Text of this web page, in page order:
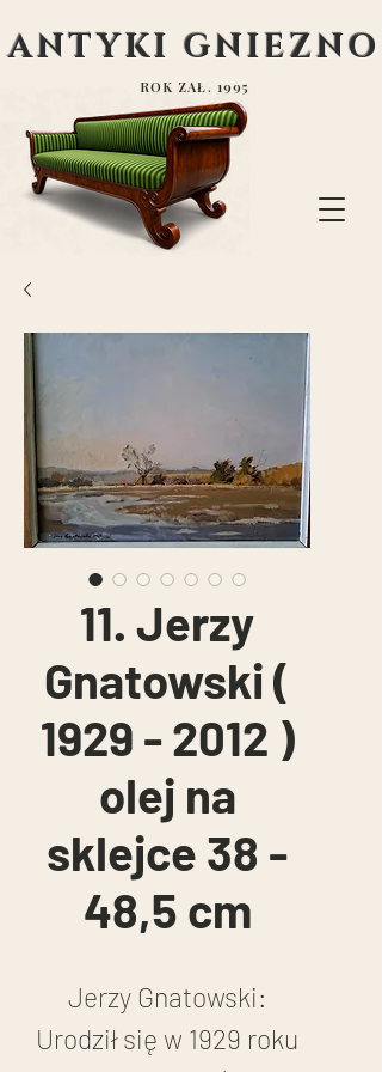
ANTYKI GNIEZNO
ROK ZAŁ. 1995
11. Jerzy
Gnatowski (
1929 - 2012 )
olej na
sklejce 38 -
48,5 cm
Jerzy Gnatowski:
Urodził się w 1929 roku